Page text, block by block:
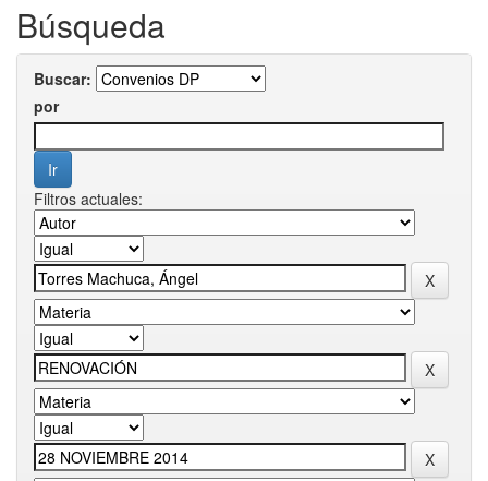
Búsqueda
Buscar:
por
Filtros actuales: